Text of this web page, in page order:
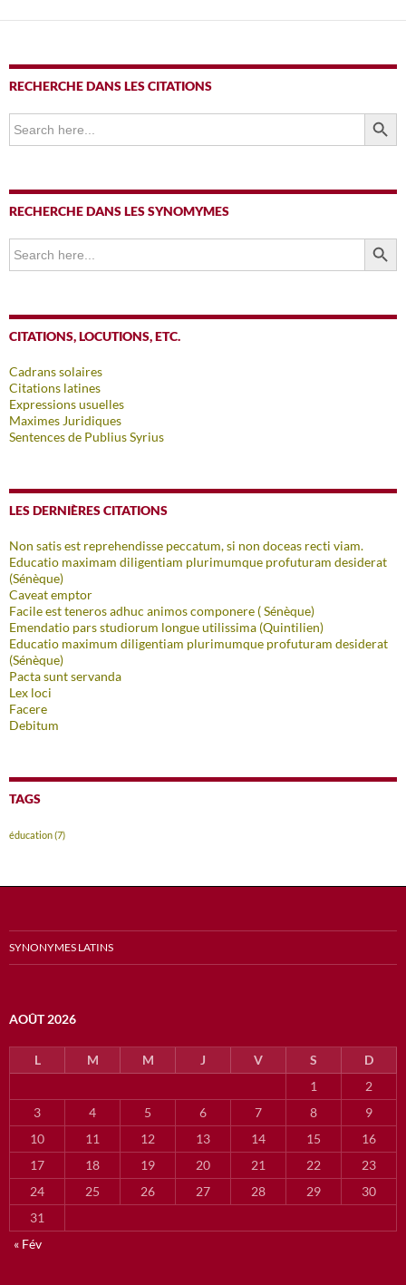
articles
RECHERCHE DANS LES CITATIONS
Search
for:
SEARCH
RECHERCHE DANS LES SYNOMYMES
Search
for:
SEARCH
CITATIONS, LOCUTIONS, ETC.
Cadrans solaires
Citations latines
Expressions usuelles
Maximes Juridiques
Sentences de Publius Syrius
LES DERNIÈRES CITATIONS
Non satis est reprehendisse peccatum, si non doceas recti viam.
Educatio maximam diligentiam plurimumque profuturam desiderat
(Sénèque)
Caveat emptor
Facile est teneros adhuc animos componere ( Sénèque)
Emendatio pars studiorum longue utilissima (Quintilien)
Educatio maximum diligentiam plurimumque profuturam desiderat
(Sénèque)
Pacta sunt servanda
Lex loci
Facere
Debitum
TAGS
éducation(7)
SYNONYMES LATINS
AOÛT 2026
L M M J V S
D
1
2
3
4 5 6 7 8
9
10
11 12 13 14 15
16
17
18 19 20 21 22
23
24
25 26 27 28 29
30
31
« Fév